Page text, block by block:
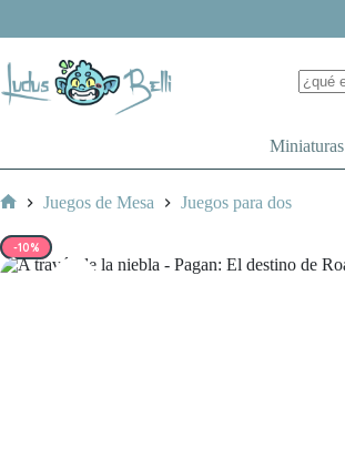
Miniaturas
Juegos de Mesa Juegos para dos
-10%